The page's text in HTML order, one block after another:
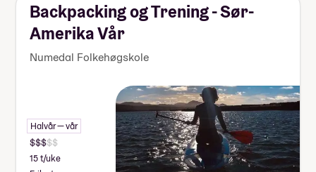
Backpacking og Trening - Sør-
Amerika Vår
Numedal Folkehøgskole
Halvår — vår
15 t/uke